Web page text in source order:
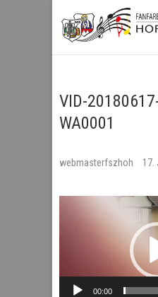
Fanfaren-
VID-
WA0001
webmasterfszhoh
17.
00:00